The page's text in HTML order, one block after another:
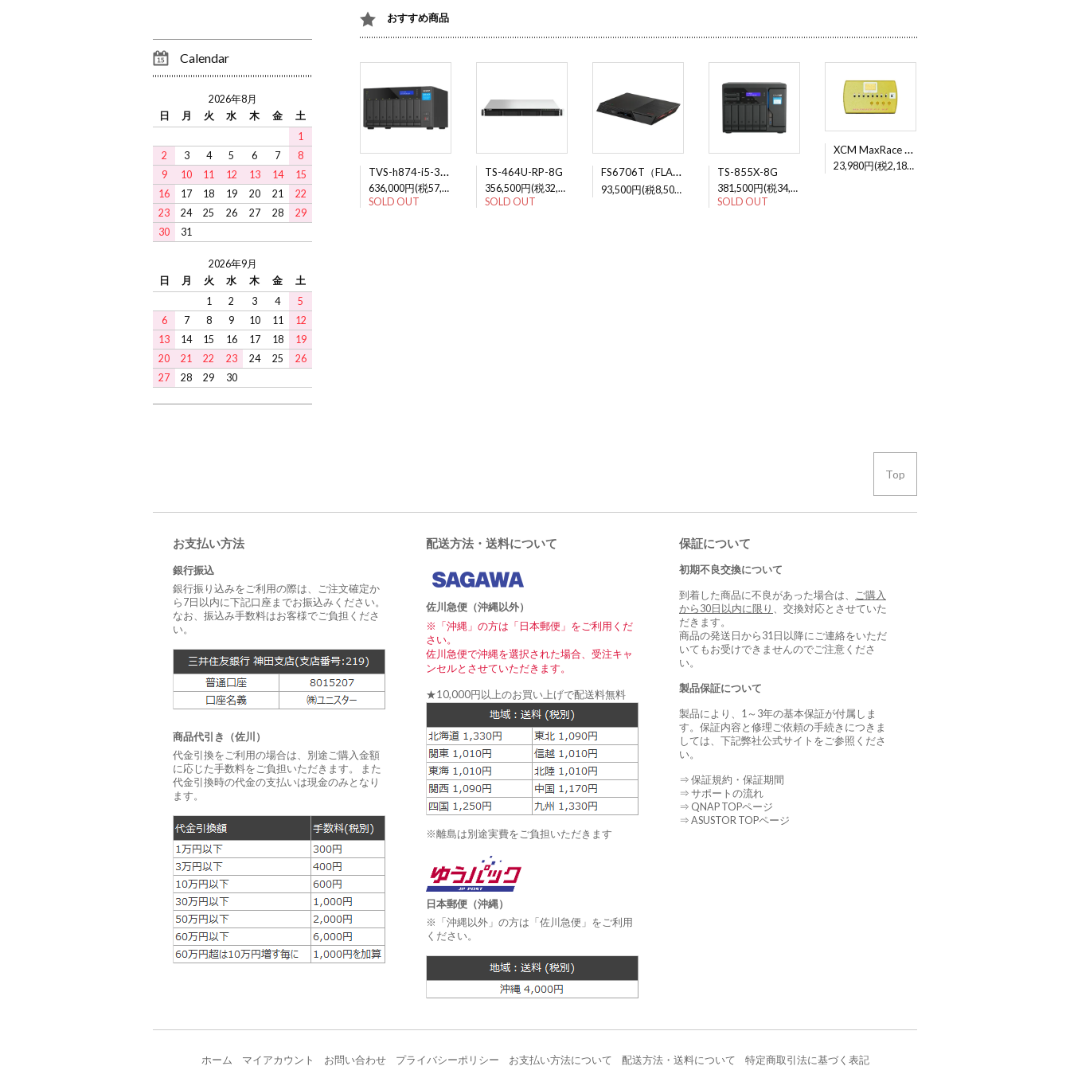
おすすめ商品
TVS-h874-i5-32G
636,000円(税57,818円)
SOLD OUT
TS-464U-RP-8G
356,500円(税32,409円)
SOLD OUT
FS6706T（FLASHSTOR 6）
93,500円(税8,500円)
TS-855X-8G
381,500円(税34,682円)
SOLD OUT
XCM MaxRace F-1 v.7
23,980円(税2,180円)
Calendar
2026年8月
日
月 火 水 木 金
土
1
2
3 4 5 6 7
8
9
10 11 12 13 14
15
16
17 18 19 20 21
22
23
24 25 26 27 28
29
30
31
2026年9月
日
月 火 水 木 金
土
1
2 3 4
5
6
7 8 9 10 11
12
13
14 15 16 17 18
19
20
21 22 23 24 25
26
27
28 29 30
Top
お支払い方法
銀行振込
銀行振り込みをご利用の際は、ご注文確定か
ら7日以内に下記口座までお振込みください。
なお、振込み手数料はお客様でご負担くださ
い。
商品代引き（佐川）
代金引換をご利用の場合は、別途ご購入金額
に応じた手数料をご負担いただきます。 また
代金引換時の代金の支払いは現金のみとなり
ます。
配送方法・送料について
佐川急便（沖縄以外）
※「沖縄」の方は「日本郵便」をご利用くだ
さい。
佐川急便で沖縄を選択された場合、受注キャ
ンセルとさせていただきます。
★10,000円以上のお買い上げで配送料無料
※離島は別途実費をご負担いただきます
日本郵便（沖縄）
※「沖縄以外」の方は「佐川急便」をご利用
ください。
保証について
初期不良交換について
到着した商品に不良があった場合は、 ご購入
から30日以内に限り 、交換対応とさせていた
だきます。
商品の発送日から31日以降にご連絡をいただ
いてもお受けできませんのでご注意くださ
い。
製品保証について
製品により、1～3年の基本保証が付属しま
す。保証内容と修理ご依頼の手続きにつきま
しては、下記弊社公式サイトをご参照くださ
い。
⇒ 保証規約・保証期間
⇒ サポートの流れ
⇒ QNAP TOPページ
⇒ ASUSTOR TOPページ
ホーム マイアカウント お問い合わせ プライバシーポリシー お支払い方法について 配送方法・送料について 特定商取引法に基づく表記